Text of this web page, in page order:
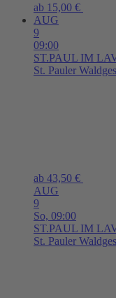
ab 15,00 €
AUG
9
09:00
ST.PAUL IM
St. Pauler
ab 43,50 €
AUG
9
So, 09:00
ST.PAUL IM
St. Pauler